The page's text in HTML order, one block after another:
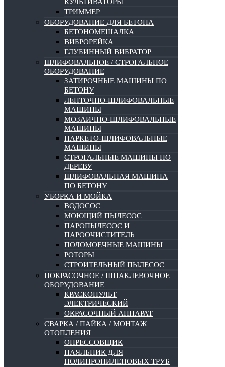
КУЛЬТИВАТОРЫ
ТРИММЕР
ОБОРУДОВАНИЕ ДЛЯ БЕТОНА
БЕТОНОМЕШАЛКА
ВИБРОРЕЙКА
ГЛУБИННЫЙ ВИБРАТОР
ШЛИФОВАЛЬНОЕ / СТРОГАЛЬНОЕ
ОБОРУДОВАНИЕ
ЗАТИРОЧНЫЕ МАШИНЫ ПО
БЕТОНУ
ЛЕНТОЧНО-ШЛИФОВАЛЬНЫЕ
МАШИНЫ
МОЗАИЧНО-ШЛИФОВАЛЬНЫЕ
МАШИНЫ
ПАРКЕТО-ШЛИФОВАЛЬНЫЕ
МАШИНЫ
СТРОГАЛЬНЫЕ МАШИНЫ ПО
ДЕРЕВУ
ШЛИФОВАЛЬНАЯ МАШИНА
ПО БЕТОНУ
УБОРКА И МОЙКА
ВОДОСОС
МОЮЩИЙ ПЫЛЕСОС
ПАРОПЫЛЕСОС И
ПАРООЧИСТИТЕЛЬ
ПОЛОМОЕЧНЫЕ МАШИНЫ
РОТОРЫ
СТРОИТЕЛЬНЫЙ ПЫЛЕСОС
ПОКРАСОЧНОЕ / ШПАКЛЕВОЧНОЕ
ОБОРУДОВАНИЕ
КРАСКОПУЛЬТ
ЭЛЕКТРИЧЕСКИЙ
ОКРАСОЧНЫЙ АППАРАТ
СВАРКА / ПАЙКА / МОНТАЖ
ОТОПЛЕНИЯ
ОПРЕССОВЩИК
ПАЯЛЬНИК ДЛЯ
ПОЛИПРОПИЛЕНОВЫХ ТРУБ